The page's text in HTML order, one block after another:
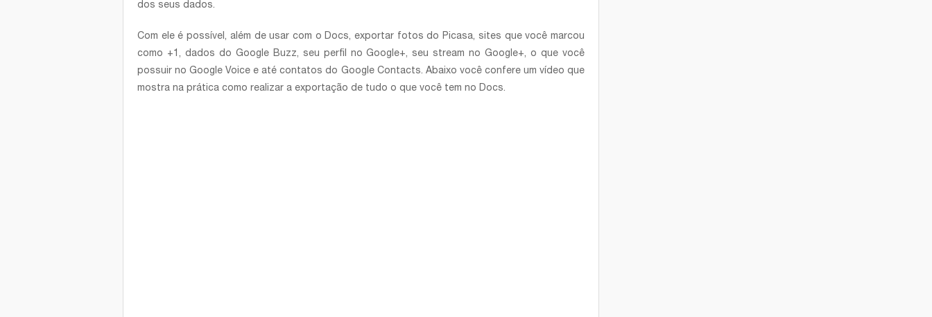
dos seus dados.
Com ele é possível, além de usar com o Docs, exportar fotos do Picasa, sites que você marcou
como +1, dados do Google Buzz, seu perfil no Google+, seu stream no Google+, o que você
possuir no Google Voice e até contatos do Google Contacts. Abaixo você confere um vídeo que
mostra na prática como realizar a exportação de tudo o que você tem no Docs.